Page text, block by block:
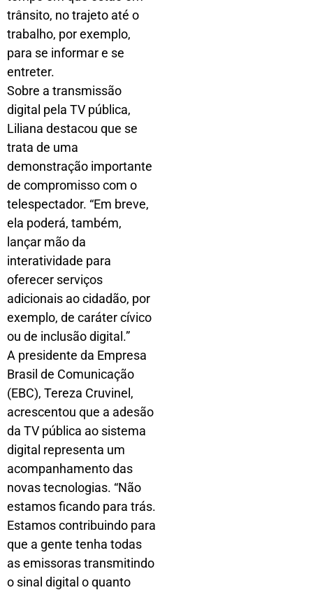
trânsito, no trajeto até o
trabalho, por exemplo,
para se informar e se
entreter.
Sobre a transmissão
digital pela TV pública,
Liliana destacou que se
trata de uma
demonstração importante
de compromisso com o
telespectador. “Em breve,
ela poderá, também,
lançar mão da
interatividade para
oferecer serviços
adicionais ao cidadão, por
exemplo, de caráter cívico
ou de inclusão digital.”
A presidente da Empresa
Brasil de Comunicação
(EBC), Tereza Cruvinel,
acrescentou que a adesão
da TV pública ao sistema
digital representa um
acompanhamento das
novas tecnologias. “Não
estamos ficando para trás.
Estamos contribuindo para
que a gente tenha todas
as emissoras transmitindo
o sinal digital o quanto